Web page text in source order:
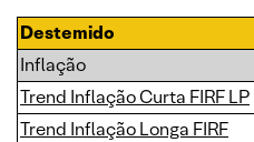
Destemido
Inflação
Trend Inflação Curta FIRF LP
Trend Inflação Longa FIRF